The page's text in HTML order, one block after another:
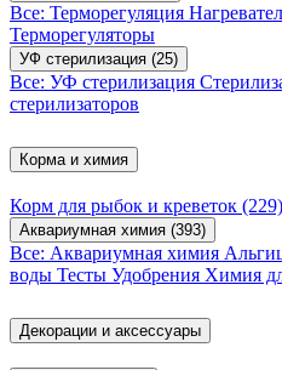
Все: Терморегуляция
Терморегуляторы
УФ стерилизация (25)
Все: УФ стерилизация
стерилизаторов
Корма и химия
Корм для рыбок и креветок (229)
Аквариумная химия (393)
Все: Аквариумная химия
воды Тесты Удобрения Химия
Декорации и аксессуары